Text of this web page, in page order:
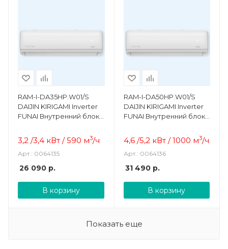
RAM-I-DA35HP.W01/S
DAIJIN KIRIGAMI Inverter
FUNAI Внутренний блок
3,2 /3,4 кВт / 590 м3/ч
Арт.: 0064135
26 090 р.
В корзину
RAM-I-DA50HP.W01/S
DAIJIN KIRIGAMI Inverter
FUNAI Внутренний блок
4,6 /5,2 кВт / 1000 м3/ч
Арт.: 0064136
31 490р.
В корзину
Показать еще